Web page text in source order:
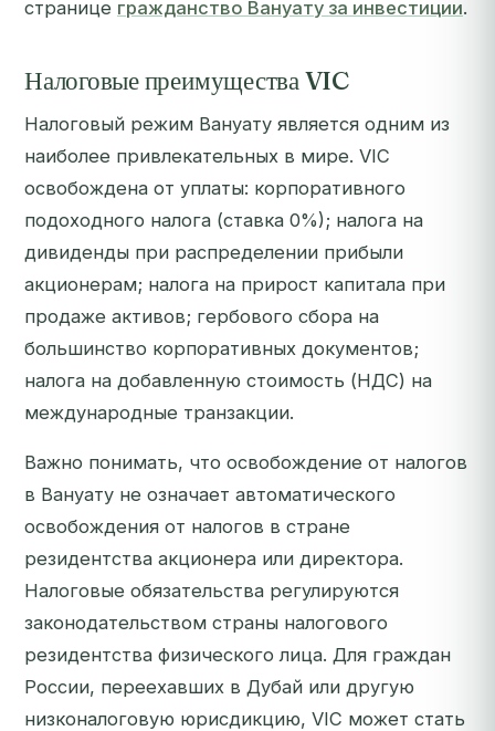
странице гражданство Вануату за инвестиции.
Налоговые преимущества VIC
Налоговый режим Вануату является одним из
наиболее привлекательных в мире. VIC
освобождена от уплаты: корпоративного
подоходного налога (ставка 0%); налога на
дивиденды при распределении прибыли
акционерам; налога на прирост капитала при
продаже активов; гербового сбора на
большинство корпоративных документов;
налога на добавленную стоимость (НДС) на
международные транзакции.
Важно понимать, что освобождение от налогов
в Вануату не означает автоматического
освобождения от налогов в стране
резидентства акционера или директора.
Налоговые обязательства регулируются
законодательством страны налогового
резидентства физического лица. Для граждан
России, переехавших в Дубай или другую
низконалоговую юрисдикцию, VIC может стать